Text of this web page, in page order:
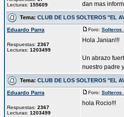
Lecturas: 155609
dan mas
Tema: CLUB DE LOS SOLTEROS "EL
Eduardo Parra
Respuestas: 2367
Lecturas: 1203499
Foro: Solteros
Hola Janian!!!
Un abrazo
nuestro padre
Tema: CLUB DE LOS SOLTEROS "EL
Eduardo Parra
Respuestas: 2367
Lecturas: 1203499
Foro: Solteros
hola Rocio!!!